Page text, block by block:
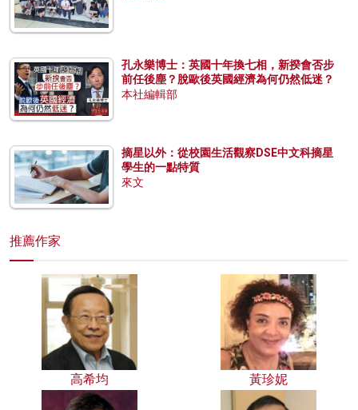
孔永樂博士：英國十年換七相，新揆會否步
前任後塵？脫歐後英國經濟為何仍然低迷？
本社編輯部
摘星以外：從校園生活觀察DSE中文科摘星
學生的一點特質
來文
推薦作家
高希均 黃珍妮